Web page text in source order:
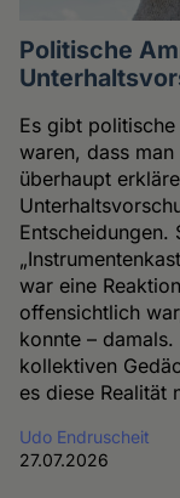
Politische
Es gibt
waren, dass
überhaupt
Entscheidungen.
war eine
offensichtlich
konnte –
kollektiven
es diese Realität
Udo Endruscheit
27.07.2026